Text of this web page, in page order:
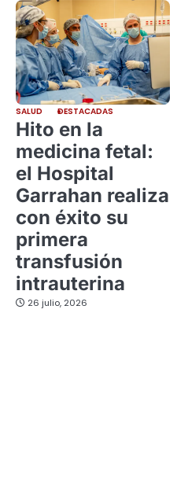
SALUD DESTACADAS
Hito en la
medicina fetal:
el Hospital
Garrahan realiza
con éxito su
primera
transfusión
intrauterina
26 julio, 2026